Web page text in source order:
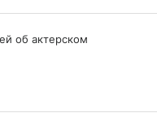
об актерском